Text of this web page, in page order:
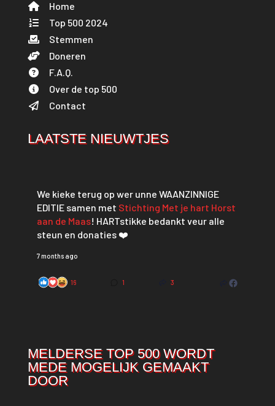
Home
Top 500 2024
Stemmen
Doneren
F.A.Q.
Over de top 500
Contact
LAATSTE NIEUWTJES
We kieke terug op wer unne WAANZINNIGE
EDITIE samen met Stichting Met je hart Horst
aan de Maas! HARTstikke bedankt veur alle
steun en donaties ❤️
7 months ago
16 1 3
MELDERSE TOP 500 WORDT
MEDE MOGELIJK GEMAAKT
DOOR